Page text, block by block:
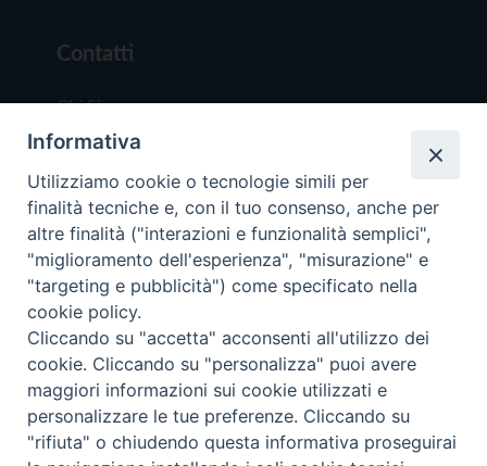
Contatti
Chi Siamo
Redazione
Scrivici
Copyright © 2019 - Tutti i diritti riservati - Vita
Trentina Editrice
Privacy Policy
Torna
Informativa
Utilizziamo cookie o tecnologie simili per
finalità tecniche e, con il tuo consenso, anche per
altre finalità ("interazioni e funzionalità semplici",
"miglioramento dell'esperienza", "misurazione" e
"targeting e pubblicità") come specificato nella
cookie policy.
Cliccando su "accetta" acconsenti all'utilizzo dei
cookie. Cliccando su "personalizza" puoi avere
maggiori informazioni sui cookie utilizzati e
personalizzare le tue preferenze. Cliccando su
"rifiuta" o chiudendo questa informativa proseguirai